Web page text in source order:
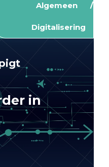
Algemeen
Digitalisering
in